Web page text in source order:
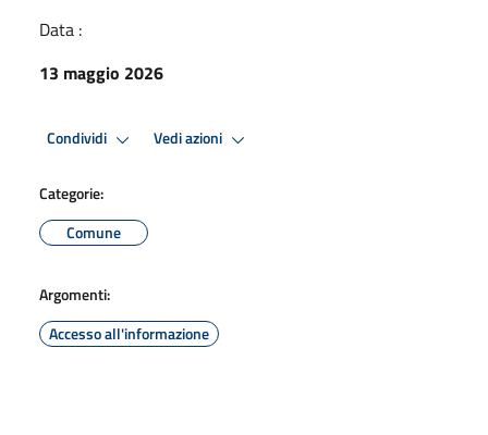
Data :
13 maggio 2026
Condividi Vedi azioni
Categorie:
Comune
Argomenti:
Accesso all'informazione